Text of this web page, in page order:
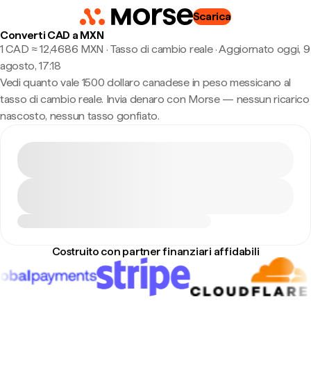
Scarica
Converti CAD a MXN
1 CAD ≈ 12,4686 MXN · Tasso di cambio reale·Aggiornato oggi, 9
agosto, 17:18
Vedi quanto vale 1500 dollaro canadese in peso messicano al
tasso di cambio reale. Invia denaro con Morse — nessun ricarico
nascosto, nessun tasso gonfiato.
Costruito con partner finanziari affidabili